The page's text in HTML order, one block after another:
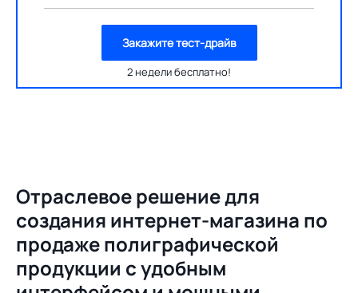
Закажите тест-драйв
2 недели бесплатно!
Отраслевое решение для
создания интернет-магазина по
продаже полиграфической
продукции с удобным